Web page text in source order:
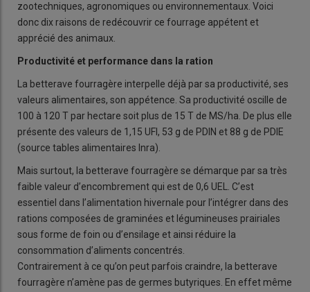
zootechniques, agronomiques ou environnementaux. Voici
donc dix raisons de redécouvrir ce fourrage appétent et
apprécié des animaux.
Productivité et performance dans la ration
La betterave fourragère interpelle déjà par sa productivité, ses
valeurs alimentaires, son appétence. Sa productivité oscille de
100 à 120 T par hectare soit plus de 15 T de MS/ha. De plus elle
présente des valeurs de 1,15 UFl, 53 g de PDIN et 88 g de PDIE
(source tables alimentaires Inra).
Mais surtout, la betterave fourragère se démarque par sa très
faible valeur d’encombrement qui est de 0,6 UEL. C’est
essentiel dans l’alimentation hivernale pour l’intégrer dans des
rations composées de graminées et légumineuses prairiales
sous forme de foin ou d’ensilage et ainsi réduire la
consommation d’aliments concentrés.
Contrairement à ce qu’on peut parfois craindre, la betterave
fourragère n’amène pas de germes butyriques. En effet même